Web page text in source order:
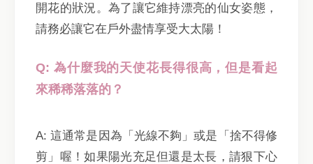
開花的狀況。為了讓它維持漂亮的仙女姿態，
請務必讓它在戶外盡情享受大太陽！
Q: 為什麼我的天使花長得很高，但是看起
來稀稀落落的？
A: 這通常是因為「光線不夠」或是「捨不得修
剪」喔！如果陽光充足但還是太長，請狠下心